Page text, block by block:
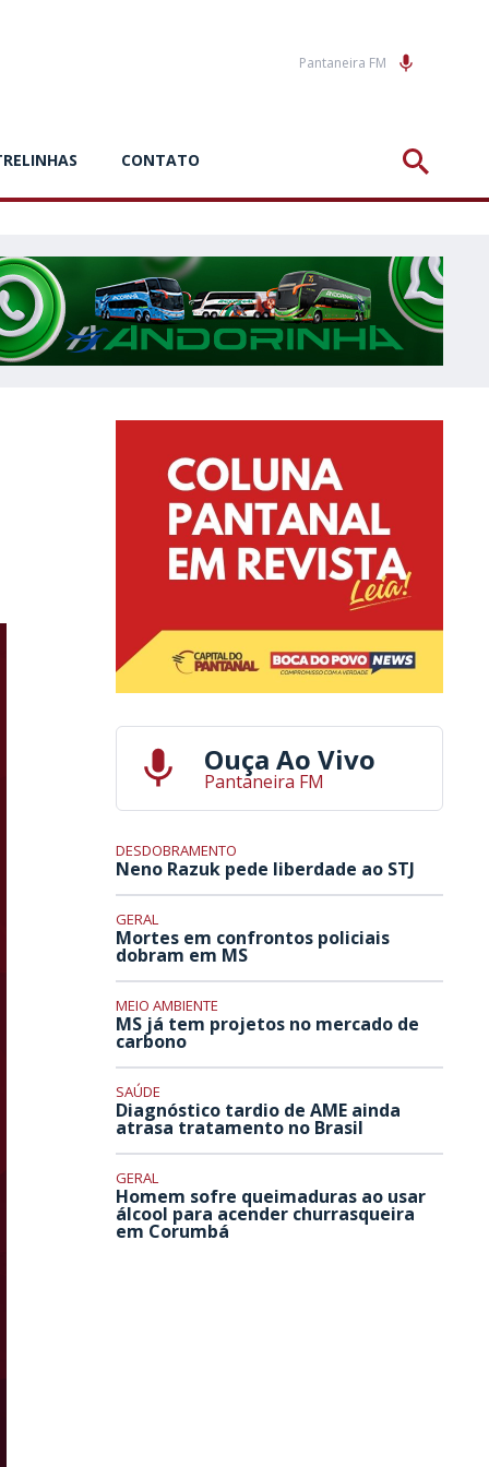
Pantaneira FM
CONTATO
Ouça Ao Vivo
Pantaneira FM
DESDOBRAMENTO
Neno Razuk pede liberdade ao STJ
GERAL
Mortes em confrontos policiais
dobram em MS
MEIO AMBIENTE
MS já tem projetos no mercado de
carbono
SAÚDE
Diagnóstico tardio de AME ainda
atrasa tratamento no Brasil
GERAL
Homem sofre queimaduras ao usar
álcool para acender churrasqueira
em Corumbá